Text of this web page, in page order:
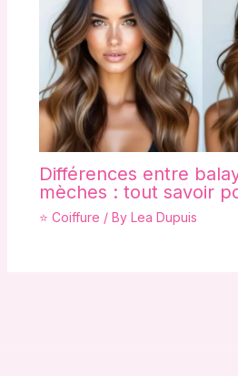
Différences entre
mèches : tout savoir
⭐ Coiffure / By Lea Dupuis